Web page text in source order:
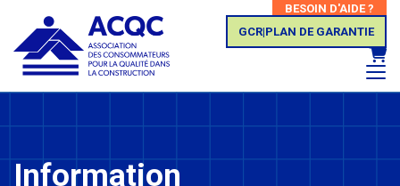
BESOIN D'AIDE ?
GCR|PLAN DE GARANTIE
Information